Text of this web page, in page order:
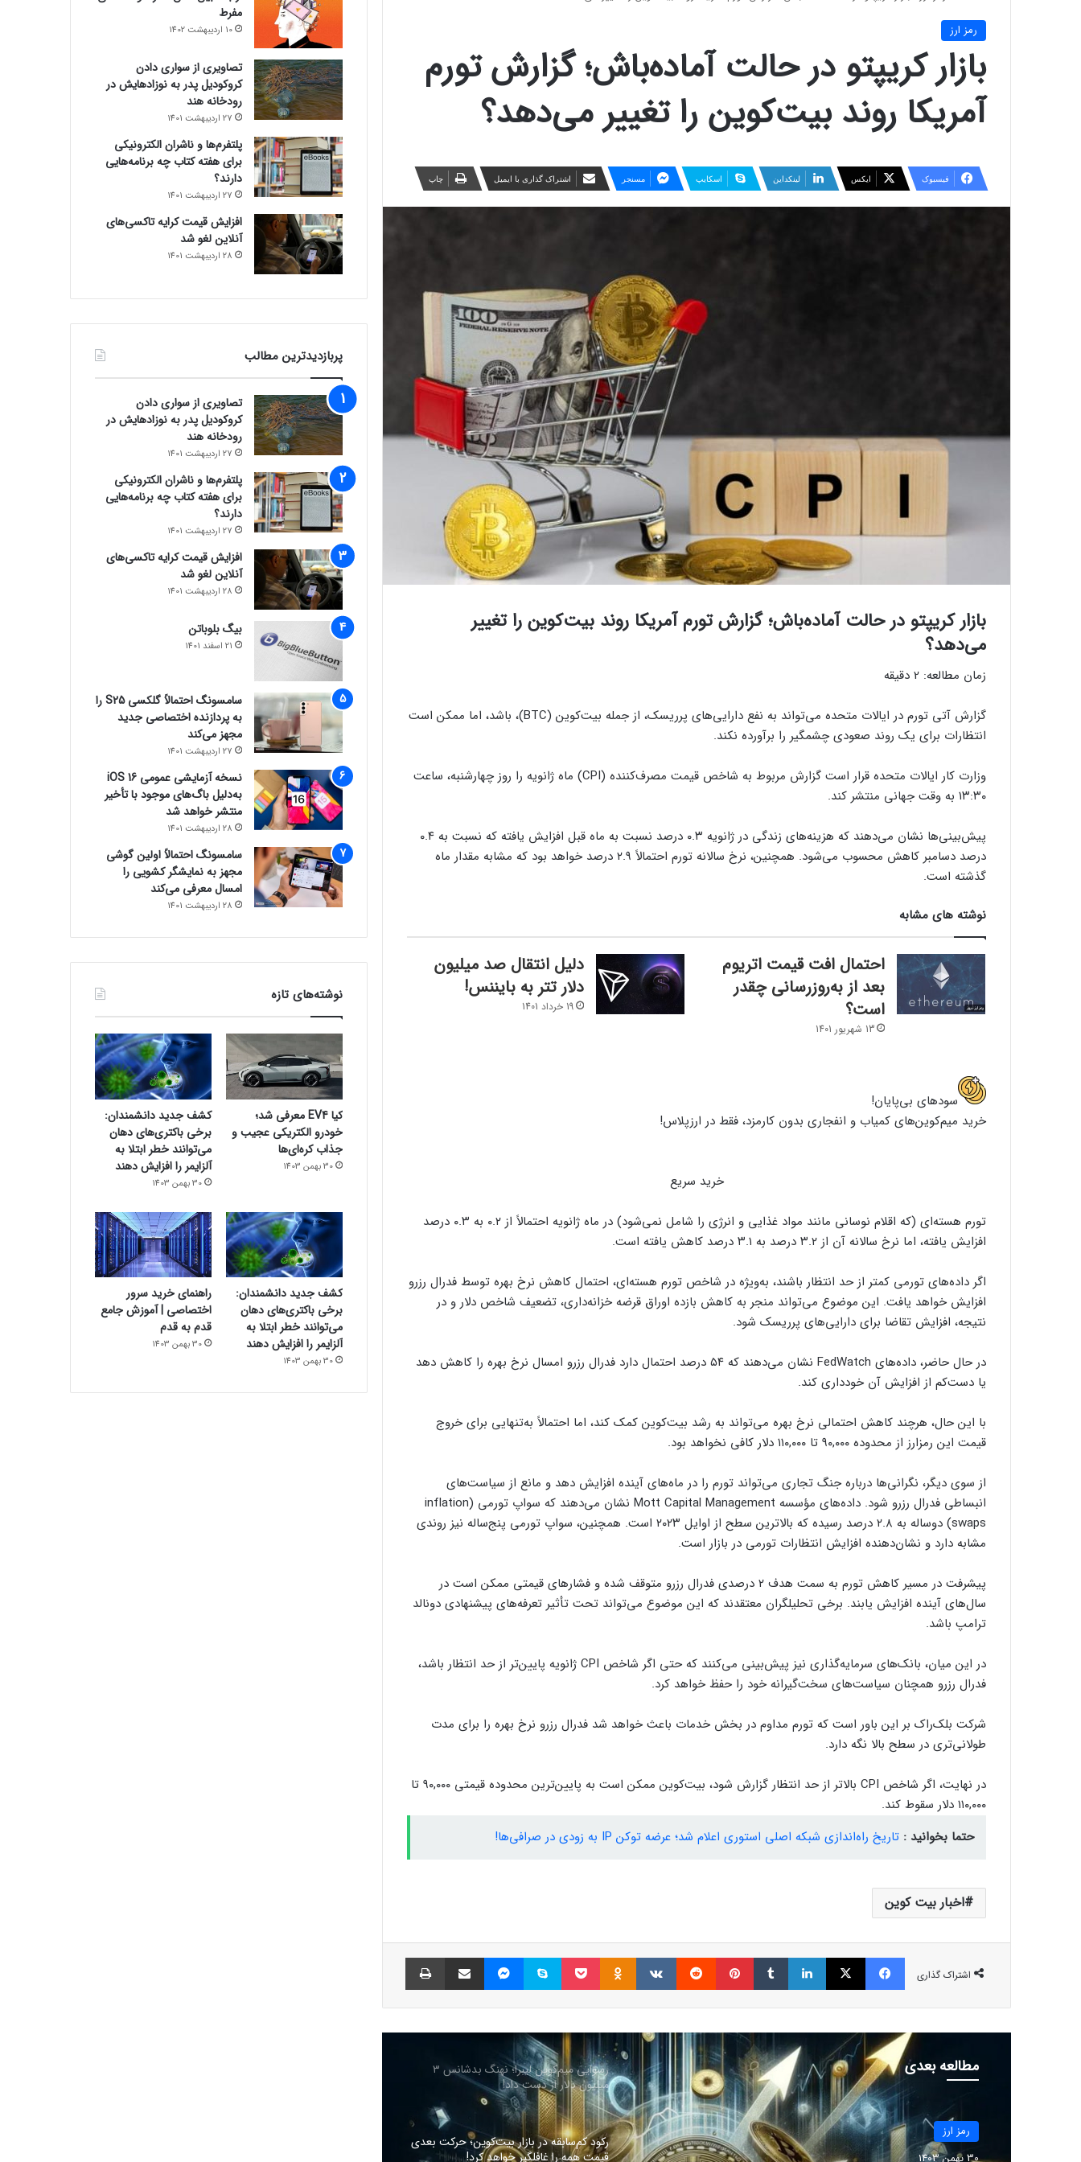
رمز ارز
بازار کریپتو در حالت آماده‌باش؛ گزارش تورم
آمریکا روند بیت‌کوین را تغییر می‌دهد؟
فیسبوک ایکس لینکداین اسکایپ مسنجر اشتراک گذاری با ایمیل چاپ
بازار کریپتو در حالت آماده‌باش؛ گزارش تورم آمریکا روند بیت‌کوین را تغییر
می‌دهد؟
زمان مطالعه: 2 دقیقه
گزارش آتی تورم در ایالات متحده می‌تواند به نفع دارایی‌های پرریسک، از جمله بیت‌کوین (BTC)، باشد، اما ممکن است
انتظارات برای یک روند صعودی چشمگیر را برآورده نکند.
وزارت کار ایالات متحده قرار است گزارش مربوط به شاخص قیمت مصرف‌کننده (CPI) ماه ژانویه را روز چهارشنبه، ساعت
۱۳:۳۰ به وقت جهانی منتشر کند.
پیش‌بینی‌ها نشان می‌دهند که هزینه‌های زندگی در ژانویه ۰.۳ درصد نسبت به ماه قبل افزایش یافته که نسبت به ۰.۴
درصد دسامبر کاهش محسوب می‌شود. همچنین، نرخ سالانه تورم احتمالاً ۲.۹ درصد خواهد بود که مشابه مقدار ماه
گذشته است.
نوشته های مشابه
احتمال افت قیمت اتریوم
بعد از به‌روزرسانی چقدر
است؟
13 شهریور 1401
دلیل انتقال صد میلیون
دلار تتر به بایننس!
19 خرداد 1401
سود‌های بی‌پایان!
خرید میم‌کوین‌های کمیاب و انفجاری بدون کارمزد، فقط در ارزپلاس!
خرید سریع
تورم هسته‌ای (که اقلام نوسانی مانند مواد غذایی و انرژی را شامل نمی‌شود) در ماه ژانویه احتمالاً از ۰.۲ به ۰.۳ درصد
افزایش یافته، اما نرخ سالانه آن از ۳.۲ درصد به ۳.۱ درصد کاهش یافته است.
اگر داده‌های تورمی کمتر از حد انتظار باشند، به‌ویژه در شاخص تورم هسته‌ای، احتمال کاهش نرخ بهره توسط فدرال رزرو
افزایش خواهد یافت. این موضوع می‌تواند منجر به کاهش بازده اوراق قرضه خزانه‌داری، تضعیف شاخص دلار و در
نتیجه، افزایش تقاضا برای دارایی‌های پرریسک شود.
در حال حاضر، داده‌های FedWatch نشان می‌دهند که ۵۴ درصد احتمال دارد فدرال رزرو امسال نرخ بهره را کاهش دهد
یا دست‌کم از افزایش آن خودداری کند.
با این‌ حال، هرچند کاهش احتمالی نرخ بهره می‌تواند به رشد بیت‌کوین کمک کند، اما احتمالاً به‌تنهایی برای خروج
قیمت این رمزارز از محدوده ۹۰,۰۰۰ تا ۱۱۰,۰۰۰ دلار کافی نخواهد بود.
از سوی دیگر، نگرانی‌ها درباره جنگ تجاری می‌تواند تورم را در ماه‌های آینده افزایش دهد و مانع از سیاست‌های
انبساطی فدرال رزرو شود. داده‌های مؤسسه Mott Capital Management نشان می‌دهند که سواپ تورمی (inflation
swaps) دوساله به ۲.۸ درصد رسیده که بالاترین سطح از اوایل ۲۰۲۳ است. همچنین، سواپ تورمی پنج‌ساله نیز روندی
مشابه دارد و نشان‌دهنده افزایش انتظارات تورمی در بازار است.
پیشرفت در مسیر کاهش تورم به سمت هدف ۲ درصدی فدرال رزرو متوقف شده و فشارهای قیمتی ممکن است در
سال‌های آینده افزایش یابند. برخی تحلیلگران معتقدند که این موضوع می‌تواند تحت تأثیر تعرفه‌های پیشنهادی دونالد
ترامپ باشد.
در این میان، بانک‌های سرمایه‌گذاری نیز پیش‌بینی می‌کنند که حتی اگر شاخص CPI ژانویه پایین‌تر از حد انتظار باشد،
فدرال رزرو همچنان سیاست‌های سخت‌گیرانه خود را حفظ خواهد کرد.
شرکت بلک‌راک بر این باور است که تورم مداوم در بخش خدمات باعث خواهد شد فدرال رزرو نرخ بهره را برای مدت
طولانی‌تری در سطح بالا نگه دارد.
در نهایت، اگر شاخص CPI بالاتر از حد انتظار گزارش شود، بیت‌کوین ممکن است به پایین‌ترین محدوده قیمتی ۹۰,۰۰۰ تا
۱۱۰,۰۰۰ دلار سقوط کند.
حتما بخوانید : تاریخ‌ راه‌اندازی شبکه اصلی استوری اعلام شد؛ عرضه توکن IP به زودی در صرافی‌ها!
اخبار بیت کوین
اشتراک گذاری
فیسبوک ایکس لینکداین تامبلر پینتریست Reddit
VKontakte
Odnoklassniki پاکت اسکایپ مسنجر اشتراک گذاری با ایمیل
مطالعه بعدی
رمز ارز
ارسال پیام هشداردهنده با سوزاندن اتریوم؛
کنترل مردم با چیپ‌های مغزی حقیقت دارد؟
SEC؛ ریپل در کانون توجه بازار قرار گرفت!
ناکس؛ بحران طلا به سود بیت‌کوین تمام
می‌شود؟
سرمایه‌گذاران سازمانی در حال انباشت کاردانو!
نشانه‌ای از تغییر روند قیمت ADA؟
شد! جزییات ایردراپ ۵۰ دلاری
میلیون دلار از دست داد!
رکود کم‌سابقه در بازار بیت‌کوین؛ حرکت بعدی
قیمت همه را غافلگیر خواهد کرد!
جهش ناگهانی توکن هایپ با راه‌اندازی
HyperEVM؛ صعود به ۳۰ دلار نزدیک است؟
مفرط
10 اردیبهشت 1402
تصاویری از سواری دادن
کروکودیل پدر به نوزادهایش در
رودخانه هند
27 اردیبهشت 1401
پلتفرم‌ها و ناشران الکترونیکی
برای هفته کتاب چه برنامه‌هایی
دارند؟
27 اردیبهشت 1401
افزایش قیمت کرایه تاکسی‌های
آنلاین لغو شد
28 اردیبهشت 1401
پربازدیدترین مطالب
تصاویری از سواری دادن
کروکودیل پدر به نوزادهایش در
رودخانه هند
27 اردیبهشت 1401
پلتفرم‌ها و ناشران الکترونیکی
برای هفته کتاب چه برنامه‌هایی
دارند؟
27 اردیبهشت 1401
افزایش قیمت کرایه تاکسی‌های
آنلاین لغو شد
28 اردیبهشت 1401
بیگ بلوباتن
21 اسفند 1401
سامسونگ احتمالاً گلکسی S25 را
به پردازنده اختصاصی جدید
مجهز می‌کند
27 اردیبهشت 1401
نسخه آزمایشی عمومی iOS 16
به‌دلیل باگ‌های موجود با تأخیر
منتشر خواهد شد
28 اردیبهشت 1401
سامسونگ احتمالاً اولین گوشی
مجهز به نمایشگر کشویی را
امسال معرفی می‌کند
28 اردیبهشت 1401
نوشته‌های تازه
کیا EV4 معرفی شد؛
خودرو الکتریکی عجیب و
جذاب کره‌ای‌ها
30 بهمن 1403
کشف جدید دانشمندان:
برخی باکتری‌های دهان
می‌توانند خطر ابتلا به
آلزایمر را افزایش دهند
30 بهمن 1403
کشف جدید دانشمندان:
برخی باکتری‌های دهان
می‌توانند خطر ابتلا به
آلزایمر را افزایش دهند
30 بهمن 1403
راهنمای خرید سرور
اختصاصی | آموزش جامع
قدم به قدم
30 بهمن 1403